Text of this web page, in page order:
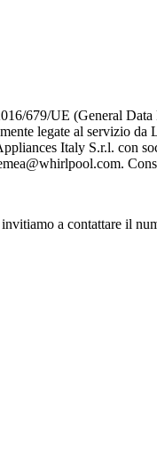
679/UE (General
legate al servizio
Italy S.r.l. con
a contattare il